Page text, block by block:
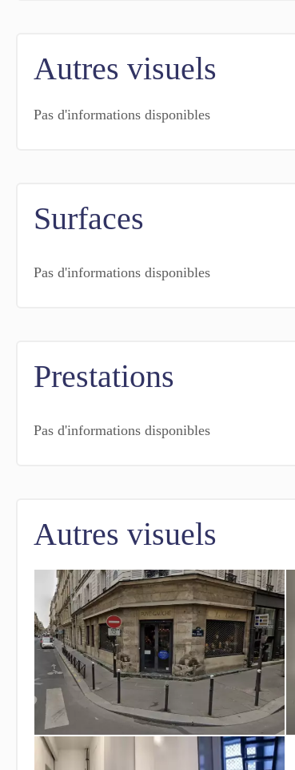
Autres visuels
Pas d'informations disponibles
Surfaces
Pas d'informations disponibles
Prestations
Pas d'informations disponibles
Autres visuels